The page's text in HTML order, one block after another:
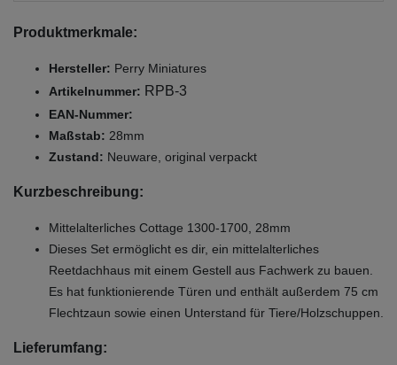
Produktmerkmale:
Hersteller: Perry Miniatures
Artikelnummer: RPB-3
EAN-Nummer:
Maßstab: 28mm
Zustand: Neuware, original verpackt
Kurzbeschreibung:
Mittelalterliches Cottage 1300-1700, 28mm
Dieses Set ermöglicht es dir, ein mittelalterliches
Reetdachhaus mit einem Gestell aus Fachwerk zu bauen.
Es hat funktionierende Türen und enthält außerdem 75 cm
Flechtzaun sowie einen Unterstand für Tiere/Holzschuppen.
Lieferumfang: